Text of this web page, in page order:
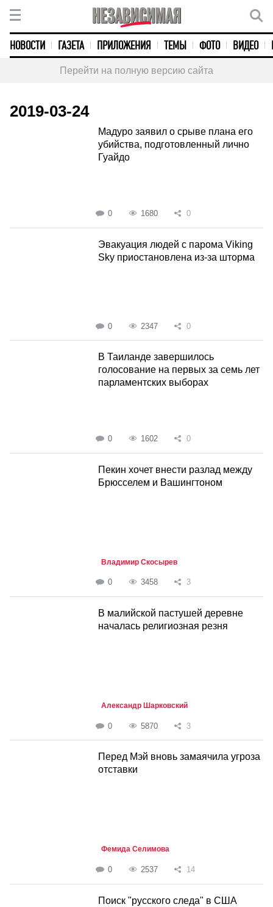
НОВОСТИ ГАЗЕТА ПРИЛОЖЕНИЯ ТЕМЫ ФОТО ВИДЕО
Перейти на полную версию сайта
2019-03-24
Мадуро заявил о срыве плана его
убийства, подготовленный лично
Гуайдо
0 1680 0
Эвакуация людей с парома Viking
Sky приостановлена из-за шторма
0 2347 0
В Таиланде завершилось
голосование на первых за семь лет
парламентских выборах
0 1602 0
Пекин хочет внести разлад между
Брюсселем и Вашингтоном
Владимир Скосырев
0 3458 3
В малийской пастушей деревне
началась религиозная резня
Александр Шарковский
0 5870 3
Перед Мэй вновь замаячила угроза
отставки
Фемида Селимова
0 2537 14
Поиск "русского следа" в США